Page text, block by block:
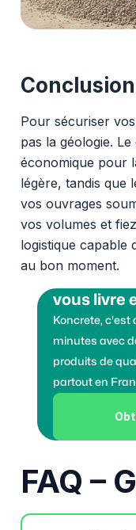
Conclusion
Pour sécuriser
pas la géologie.
économique pour
légère, tandis que
vos ouvrages
vos volumes et
logistique capable
au bon moment.
vous livre
Koncrete, c'est
minutes avec
produits de
partout en
FAQ –